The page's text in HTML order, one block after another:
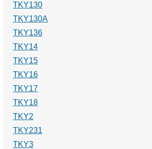
TKY130
TKY130A
TKY136
TKY14
TKY15
TKY16
TKY17
TKY18
TKY2
TKY231
TKY3